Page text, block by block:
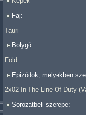
Faj:
Tauri
Bolygó:
Föld
Epizódok, melyekben
2x02 In The Line Of Duty
Sorozatbeli szerepe: